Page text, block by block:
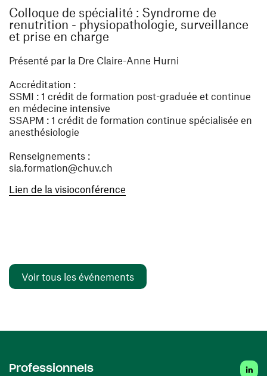
Colloque de spécialité : Syndrome de
renutrition - physiopathologie, surveillance
et prise en charge
Présenté par la Dre Claire-Anne Hurni
Accréditation :
SSMI : 1 crédit de formation post-graduée et continue
en médecine intensive
SSAPM : 1 crédit de formation continue spécialisée en
anesthésiologie
Renseignements :
sia.formation@chuv.ch
Lien de la visioconférence
Voir tous les événements
Professionnels